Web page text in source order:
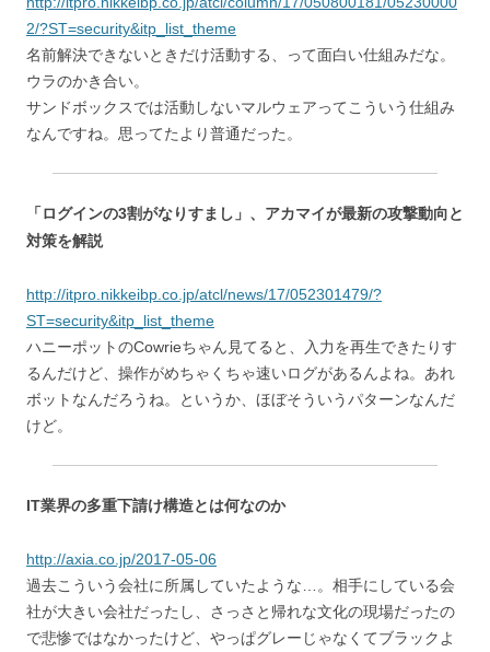
2/?ST=security&itp_list_theme
名前解決できないときだけ活動する、って面白い仕組みだな。
ウラのかき合い。
サンドボックスでは活動しないマルウェアってこういう仕組み
なんですね。思ってたより普通だった。
「ログインの3割がなりすまし」、アカマイが最新の攻撃動向と
対策を解説
http://itpro.nikkeibp.co.jp/atcl/news/17/052301479/?
ST=security&itp_list_theme
ハニーポットのCowrieちゃん見てると、入力を再生できたりす
るんだけど、操作がめちゃくちゃ速いログがあるんよね。あれ
ボットなんだろうね。というか、ほぼそういうパターンなんだ
けど。
IT業界の多重下請け構造とは何なのか
http://axia.co.jp/2017-05-06
過去こういう会社に所属していたような…。相手にしている会
社が大きい会社だったし、さっさと帰れな文化の現場だったの
で悲惨ではなかったけど、やっぱグレーじゃなくてブラックよ